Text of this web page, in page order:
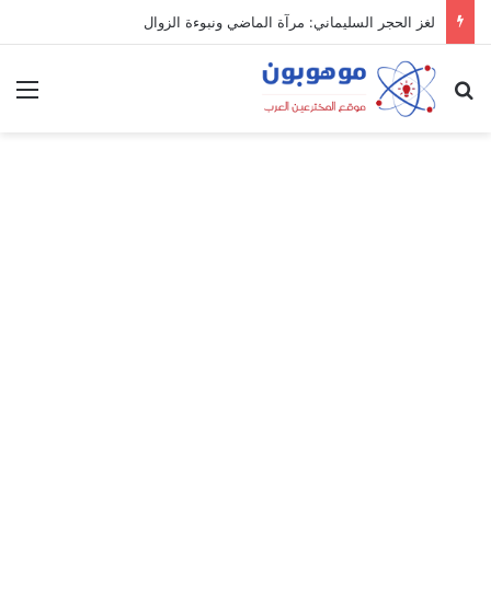
لغز الحجر السليماني: مرآة الماضي ونبوءة الزوال
بحث عن